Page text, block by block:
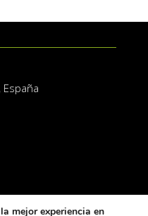
España
mejor experiencia en